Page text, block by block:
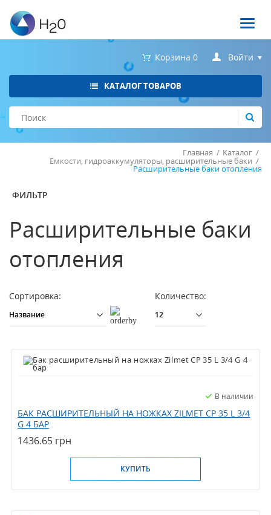
Главная / Каталог /
Емкости, гидроаккумуляторы, расширительные баки /
Расширительные баки отопления
ФИЛЬТР
Расширительные баки
отопления
Сортировка: Количество:
В наличии
БАК РАСШИРИТЕЛЬНЫЙ НА НОЖКАХ ZILMET CP 35 L 3/4
G 4 БАР
1436.65 грн
КУПИТЬ
КАТАЛОГ ТОВАРОВ
Корзина 0 Войти
Запомнить меня